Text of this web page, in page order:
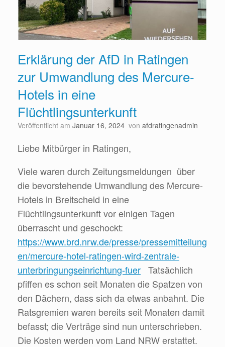
Erklärung der AfD in Ratingen
zur Umwandlung des Mercure-
Hotels in eine
Flüchtlingsunterkunft
Veröffentlicht am Januar 16, 2024 von afdratingenadmin
Liebe Mitbürger in Ratingen,
Viele waren durch Zeitungsmeldungen über
die bevorstehende Umwandlung des Mercure-
Hotels in Breitscheid in eine
Flüchtlingsunterkunft vor einigen Tagen
überrascht und geschockt:
https://www.brd.nrw.de/presse/pressemitteilung
en/mercure-hotel-ratingen-wird-zentrale-
unterbringungseinrichtung-fuer Tatsächlich
pfiffen es schon seit Monaten die Spatzen von
den Dächern, dass sich da etwas anbahnt. Die
Ratsgremien waren bereits seit Monaten damit
befasst; die Verträge sind nun unterschrieben.
Die Kosten werden vom Land NRW erstattet.